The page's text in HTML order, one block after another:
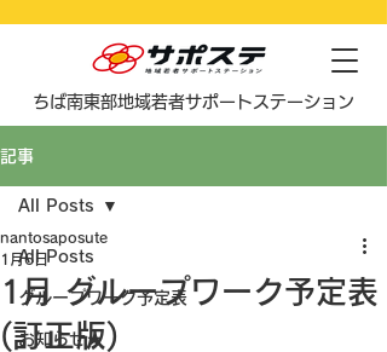
​ちば南東部地域若者サポートステーション
記事
All Posts
グループワーク予定表
お知らせ★
All Posts
1月 グループワーク予定表
(訂正版)
nantosaposute
1月6日